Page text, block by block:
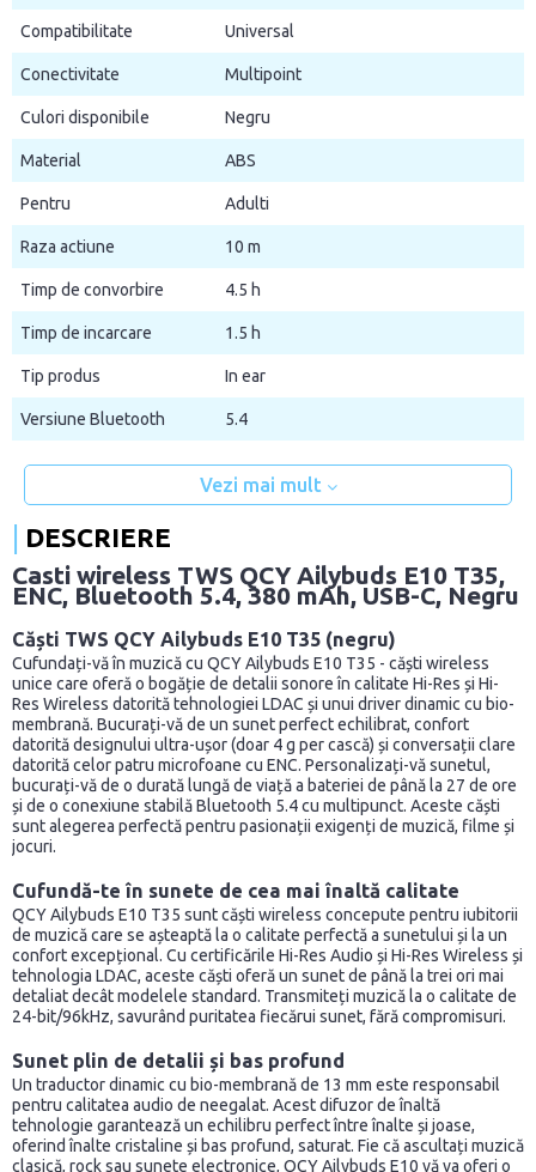
Compatibilitate Universal
Conectivitate Multipoint
Culori disponibile Negru
Material ABS
Pentru Adulti
Raza actiune 10 m
Timp de convorbire 4.5 h
Timp de incarcare 1.5 h
Tip produs In ear
Versiune Bluetooth 5.4
Vezi mai mult
DESCRIERE
Casti wireless TWS QCY Ailybuds E10 T35,
ENC, Bluetooth 5.4, 380 mAh, USB-C, Negru
Căști TWS QCY Ailybuds E10 T35 (negru)
Cufundați-vă în muzică cu QCY Ailybuds E10 T35 - căști wireless
unice care oferă o bogăție de detalii sonore în calitate Hi-Res și Hi-
Res Wireless datorită tehnologiei LDAC și unui driver dinamic cu bio-
membrană. Bucurați-vă de un sunet perfect echilibrat, confort
datorită designului ultra-ușor (doar 4 g per cască) și conversații clare
datorită celor patru microfoane cu ENC. Personalizați-vă sunetul,
bucurați-vă de o durată lungă de viață a bateriei de până la 27 de ore
și de o conexiune stabilă Bluetooth 5.4 cu multipunct. Aceste căști
sunt alegerea perfectă pentru pasionații exigenți de muzică, filme și
jocuri.
Cufundă-te în sunete de cea mai înaltă calitate
QCY Ailybuds E10 T35 sunt căști wireless concepute pentru iubitorii
de muzică care se așteaptă la o calitate perfectă a sunetului și la un
confort excepțional. Cu certificările Hi-Res Audio și Hi-Res Wireless și
tehnologia LDAC, aceste căști oferă un sunet de până la trei ori mai
detaliat decât modelele standard. Transmiteți muzică la o calitate de
24-bit/96kHz, savurând puritatea fiecărui sunet, fără compromisuri.
Sunet plin de detalii și bas profund
Un traductor dinamic cu bio-membrană de 13 mm este responsabil
pentru calitatea audio de neegalat. Acest difuzor de înaltă
tehnologie garantează un echilibru perfect între înalte și joase,
oferind înalte cristaline și bas profund, saturat. Fie că ascultați muzică
clasică, rock sau sunete electronice, QCY Ailybuds E10 vă va oferi o